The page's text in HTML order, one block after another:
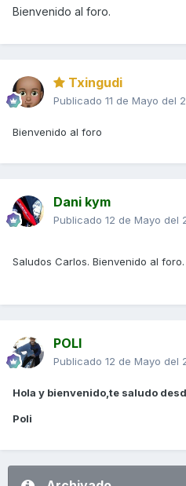
Bienvenido al foro.
Txingudi
Publicado 11 de Mayo del
Bienvenido al foro
Dani kym
Publicado 12 de Mayo del
Saludos Carlos. Bienvenido al foro.
POLI
Publicado 12 de Mayo del
Hola y bienvenido,te saludo
Poli